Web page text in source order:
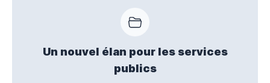
Un nouvel élan pour les services
publics